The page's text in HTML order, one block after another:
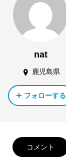
nat
鹿児島県
フォローする
コメント